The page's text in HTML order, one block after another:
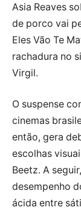
Asia Reaves
de porco vai
Eles Vão Te
rachadura no
Virgil.
O suspense
cinemas
então, gera
escolhas
Beetz. A
desempenho
ácida entre